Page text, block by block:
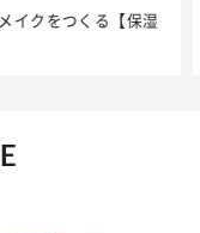
イクをつくる【保湿